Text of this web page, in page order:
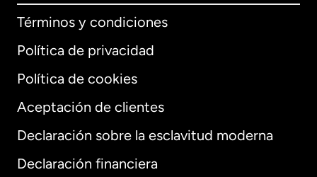
Términos y condiciones
Política de privacidad
Política de cookies
Aceptación de clientes
Declaración sobre la esclavitud moderna
Declaración financiera
Internacional English